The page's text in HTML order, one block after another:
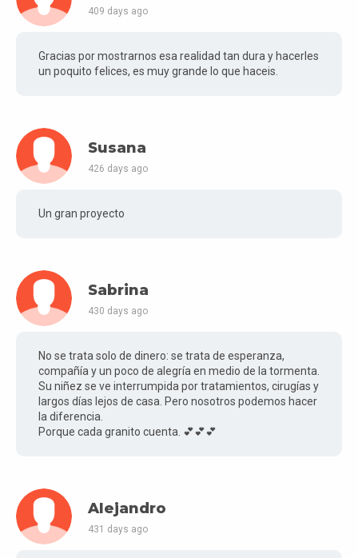
409 days ago
Gracias por mostrarnos esa realidad tan dura y hacerles
un poquito felices, es muy grande lo que haceis.
Susana
426 days ago
Un gran proyecto
Sabrina
430 days ago
No se trata solo de dinero: se trata de esperanza,
compañía y un poco de alegría en medio de la tormenta.
Su niñez se ve interrumpida por tratamientos, cirugías y
largos días lejos de casa. Pero nosotros podemos hacer
la diferencia.
Porque cada granito cuenta. 💕💕💕
Alejandro
431 days ago